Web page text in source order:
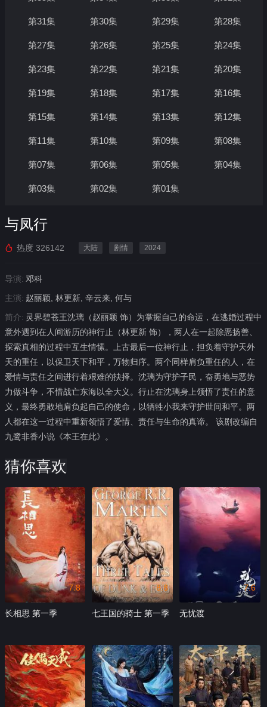
第31集 第30集 第29集 第28集
第27集 第26集 第25集 第24集
第23集 第22集 第21集 第20集
第19集 第18集 第17集 第16集
第15集 第14集 第13集 第12集
第11集 第10集 第09集 第08集
第07集 第06集 第05集 第04集
第03集 第02集 第01集
与凤行
热度 326142 大陆 剧情 2024
导演: 邓科
主演: 赵丽颖, 林更新, 辛云来, 何与
简介: 灵界碧苍王沈璃（赵丽颖 饰）为掌握自己的命运，在逃婚过程中
意外遇到在人间游历的神行止（林更新 饰），两人在一起除恶扬善、
探索真相的过程中互生情愫。上古最后一位神行止，担负着守护天外
天的重任，以保卫天下和平，万物归序。两个同样肩负重任的人，在
爱情与责任之间进行着艰难的抉择。沈璃为守护子民，奋勇地与恶势
力做斗争，不惜战亡东海以全大义。行止在沈璃身上领悟了责任的意
义，最终勇敢地肩负起自己的使命，以牺牲小我来守护世间和平。两
人都在这一过程中重新领悟了爱情、责任与生命的真谛。 该剧改编自
九鹭非香小说《本王在此》。
猜你喜欢
7.8
长相思 第一季
8.8
七王国的骑士 第一季
7.6
无忧渡